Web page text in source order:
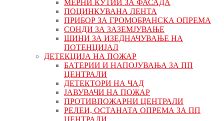
МЕРНИ КУТИИ ЗА ФАСАДА
ПОЦИНКУВАНА ЛЕНТА
ПРИБОР ЗА ГРОМОБРАНСКА ОПРЕМА
СОНДИ ЗА ЗАЗЕМЈУВАЊЕ
ШИНИ ЗА ИЗЕДНАЧУВАЊЕ НА
ПОТЕНЦИЈАЛ
ДЕТЕКЦИЈА НА ПОЖАР
БАТЕРИИ И НАПОЈУВАЊА ЗА ПП
ЦЕНТРАЛИ
ДЕТЕКТОРИ НА ЧАД
ЈАВУВАЧИ НА ПОЖАР
ПРОТИВПОЖАРНИ ЦЕНТРАЛИ
РЕЛЕИ, ОСТАНАТА ОПРЕМА ЗА ПП